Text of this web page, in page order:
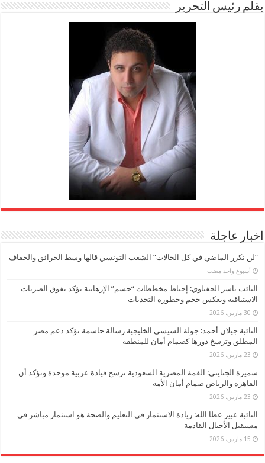
بقلم رئيس التحرير
اخبار عاجلة
“لن نكرر الماضي في كل الحالات” الشعب التونسي قالها وسط الحرائق والجفاف
‏أسبوع واحد مضت
النائب ياسر الحفناوي: إحباط مخططات “حسم” الإرهابية يؤكد تفوق الضربات
الاستباقية ويعكس حجم وخطورة التحديات
30 مارس، 2026
النائبة جيلان أحمد: جولة السيسي الخليجية رسالة حاسمة تؤكد دعم مصر
المطلق وترسخ دورها كصمام أمان للمنطقة
23 مارس، 2026
سميرة الجنايني: القمة المصرية السعودية ترسخ قيادة عربية موحدة وتؤكد أن
القاهرة والرياض صمام أمان الأمة
23 مارس، 2026
النائبة عبير عطا الله: زيادة الاستثمار في التعليم والصحة هو استثمار مباشر في
مستقبل الأجيال القادمة
15 مارس، 2026